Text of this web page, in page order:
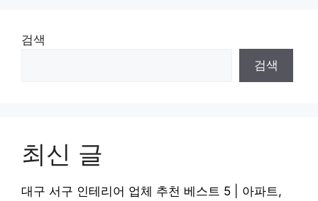
검색
검색
최신 글
대구 서구 인테리어 업체 추천 베스트 5 | 아파트,